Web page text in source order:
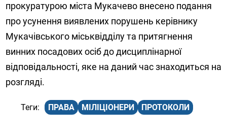
прокуратурою міста Мукачево внесено подання
про усунення виявлених порушень керівнику
Мукачівського міськвідділу та притягнення
винних посадових осіб до дисциплінарної
відповідальності, яке на даний час знаходиться на
розгляді.
ПРАВА МІЛІЦІОНЕРИ ПРОТОКОЛИ